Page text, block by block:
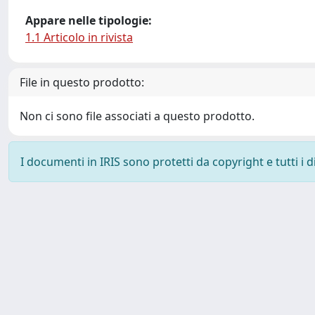
Appare nelle tipologie:
1.1 Articolo in rivista
File in questo prodotto:
Non ci sono file associati a questo prodotto.
I documenti in IRIS sono protetti da copyright e tutti i